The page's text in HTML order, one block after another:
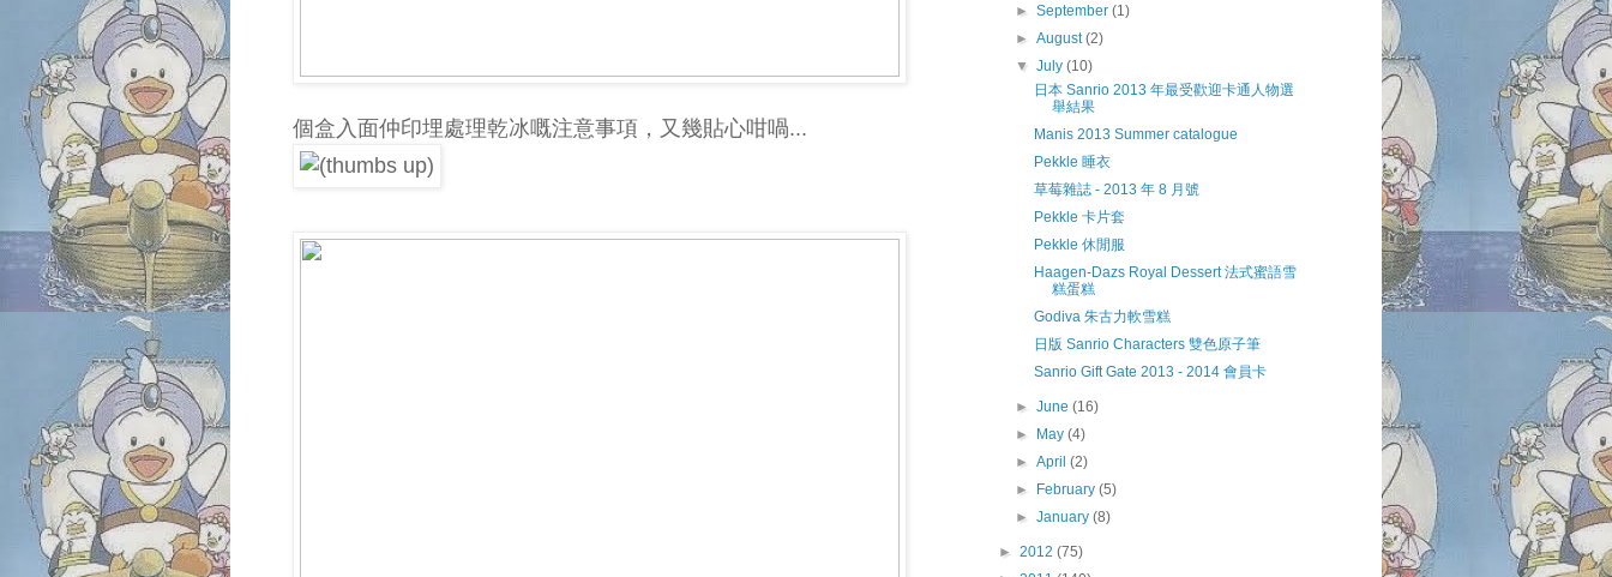
個盒入面仲印埋處理乾冰嘅注意事項，又幾貼心咁喎...
►September(1)
►August(2)
▼July(10)
日本 Sanrio 2013 年最受歡迎卡通人物選
舉結果
Manis 2013 Summer catalogue
Pekkle 睡衣
草莓雜誌 - 2013 年 8 月號
Pekkle 卡片套
Pekkle 休閒服
Haagen-Dazs Royal Dessert 法式蜜語雪
糕蛋糕
Godiva 朱古力軟雪糕
日版 Sanrio Characters 雙色原子筆
Sanrio Gift Gate 2013 - 2014 會員卡
►June(16)
►
May(4)
►April(2)
►
February(5)
►January(8)
► 2012 (75)